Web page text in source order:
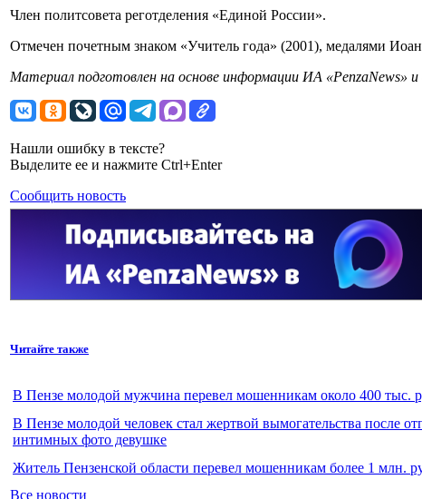
Член политсовета реготделения «Единой России».
Отмечен почетным знаком «Учитель года» (2001), медалями
Материал подготовлен на основе информации ИА «PenzaNews»
Нашли ошибку в тексте?
Выделите ее и нажмите Ctrl+Enter
Сообщить новость
Читайте также
В Пензе молодой мужчина перевел мошенникам около 400 тыс.
В Пензе молодой человек стал жертвой вымогательства после
интимных фото девушке
Житель Пензенской области перевел мошенникам более 1 млн.
Все новости